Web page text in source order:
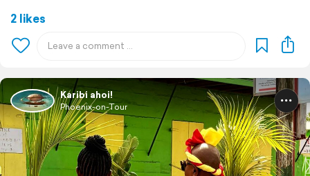
2 likes
Karibi ahoi!
Phoenix-on-Tour